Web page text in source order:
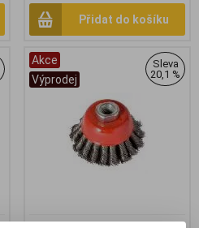
Přidat do košíku
Akce
Výprodej
Sleva
20,1 %